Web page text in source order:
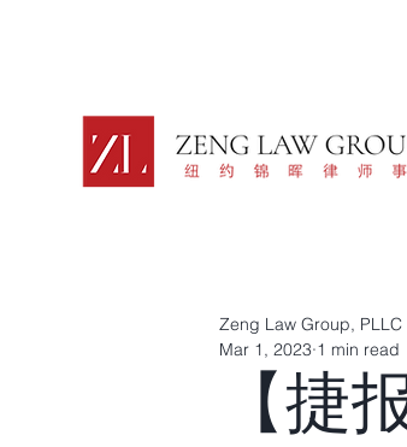
【捷
Zeng Law Group, PLLC
Mar 1, 2023 1 min read